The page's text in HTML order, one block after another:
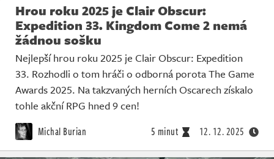
Hrou roku 2025 je Clair Obscur:
Expedition 33. Kingdom Come 2 nemá
žádnou sošku
Nejlepší hrou roku 2025 je Clair Obscur: Expedition
33. Rozhodli o tom hráči o odborná porota The Game
Awards 2025. Na takzvaných herních Oscarech získalo
tohle akční RPG hned 9 cen!
Michal Burian 5 minut 12. 12. 2025